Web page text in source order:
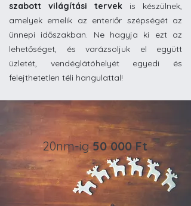
szabott világítási tervek is készülnek,
amelyek emelik az enteriőr szépségét az
ünnepi időszakban. Ne hagyja ki ezt az
lehetőséget, és varázsoljuk el együtt
üzletét, vendéglátóhelyét egyedi és
felejthetetlen téli hangulattal!
20nm-ig 50 000 Ft